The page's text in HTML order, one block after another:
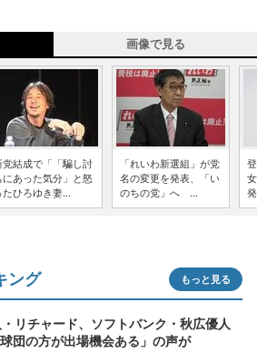
画像で見る
党結成で「「騙し討
にあった気分」と怒
たひろゆき妻...
「れいわ新選組」が党
名の変更を発表、「い
のちの党」へ ...
ング もっと見る
リチャード、ソフトバンク・秋広優人
団の方が出場機会ある」の声が